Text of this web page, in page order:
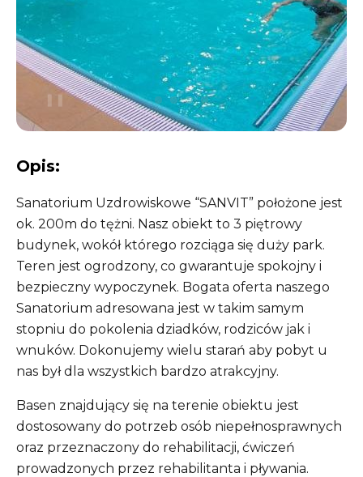
Opis:
Sanatorium Uzdrowiskowe “SANVIT” położone jest
ok. 200m do tężni. Nasz obiekt to 3 piętrowy
budynek, wokół którego rozciąga się duży park.
Teren jest ogrodzony, co gwarantuje spokojny i
bezpieczny wypoczynek. Bogata oferta naszego
Sanatorium adresowana jest w takim samym
stopniu do pokolenia dziadków, rodziców jak i
wnuków. Dokonujemy wielu starań aby pobyt u
nas był dla wszystkich bardzo atrakcyjny.
Basen znajdujący się na terenie obiektu jest
dostosowany do potrzeb osób niepełnosprawnych
oraz przeznaczony do rehabilitacji, ćwiczeń
prowadzonych przez rehabilitanta i pływania.